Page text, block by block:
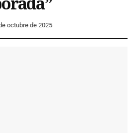
octubre de 2025